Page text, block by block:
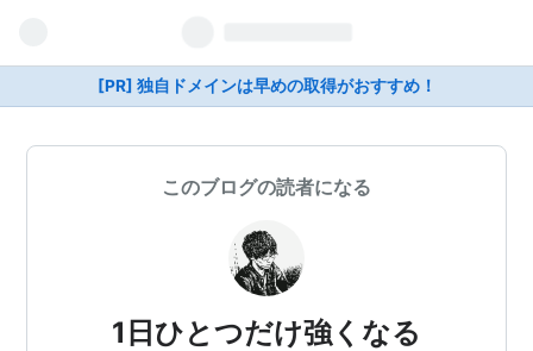
[PR] 独自ドメインは早めの取得がおすすめ！
このブログの読者になる
1日ひとつだけ強くなる